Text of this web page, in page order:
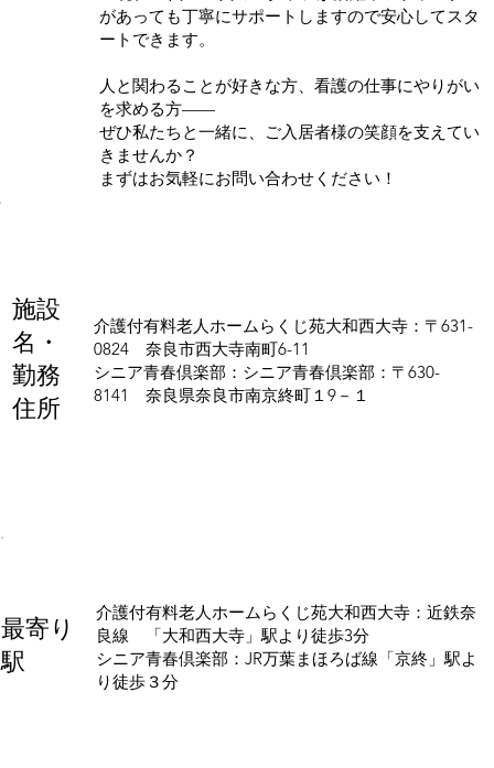
があっても丁寧にサポートしますので安心してスタ
ートできます。
人と関わることが好きな方、看護の仕事にやりがい
を求める方——
ぜひ私たちと一緒に、ご入居者様の笑顔を支えてい
きませんか？
まずはお気軽にお問い合わせください！
施設
名・
勤務
住所
介護付有料老人ホームらくじ苑大和西大寺：〒631-
0824 奈良市西大寺南町6-11
シニア青春倶楽部：シニア青春倶楽部：〒630-
8141 奈良県奈良市南京終町１9－１
最寄り
駅
介護付有料老人ホームらくじ苑大和西大寺：近鉄奈
良線 「大和西大寺」駅より徒歩3分
シニア青春倶楽部：JR万葉まほろば線「京終」駅よ
り徒歩３分